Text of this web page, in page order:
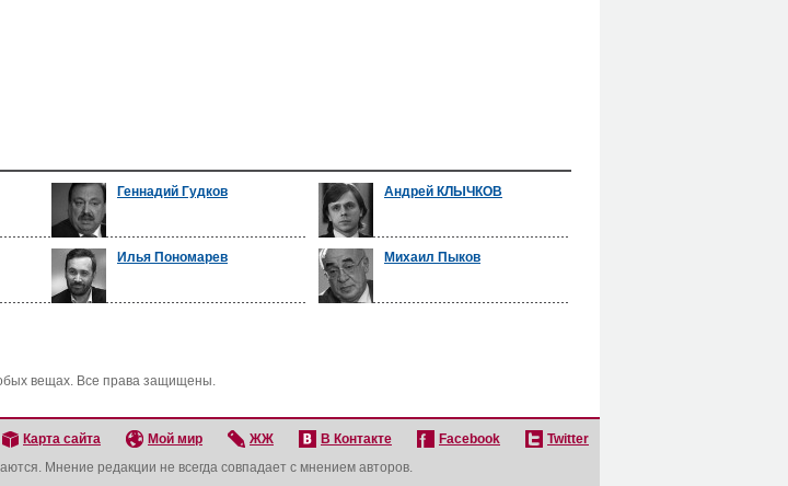
Геннадий Гудков Андрей КЛЫЧКОВ
Илья Пономарев Михаил Пыков
вещах. Все права защищены.
Карта сайта Мой мир ЖЖ В Контакте Facebook
Twitter
Мнение редакции не всегда совпадает с мнением авторов.